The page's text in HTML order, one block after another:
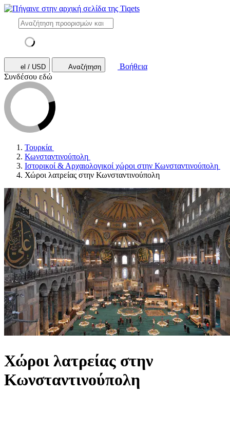
el / USD Αναζήτηση
Βοήθεια
Συνδέσου εδώ
Τουρκία
Κωνσταντινούπολη
Ιστορικοί & Αρχαιολογικοί χώροι στην Κωνσταντινούπολη
Χώροι λατρείας στην Κωνσταντινούπολη
Χώροι λατρείας στην
Κωνσταντινούπολη